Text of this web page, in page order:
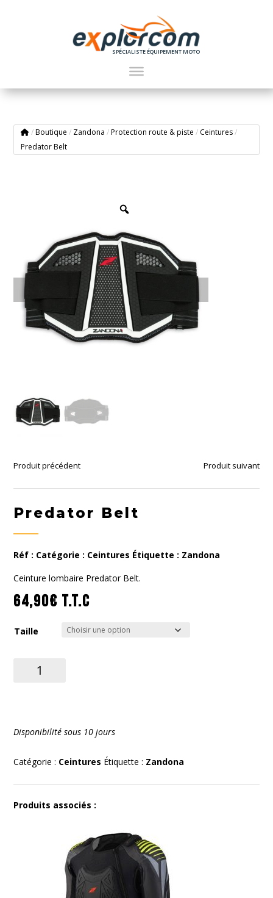
SPÉCIALISTE ÉQUIPEMENT MOTO
/ Boutique / Zandona / Protection route & piste / Ceintures /
Predator Belt
Produit précédent Produit suivant
Predator Belt
Réf : Catégorie : Ceintures Étiquette : Zandona
Ceinture lombaire Predator Belt.
64,90€ T.T.C
Taille
quantité
Disponibilité sous 10 jours
Catégorie : Ceintures Étiquette : Zandona
Produits associés :